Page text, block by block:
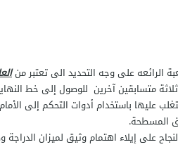
الرائعه على وجه التحديد الى تعتبر من
عليها باستخدام أدوات التحكم إلى
المسطحة.
على إيلاء اهتمام وثيق لميزان الدراجة